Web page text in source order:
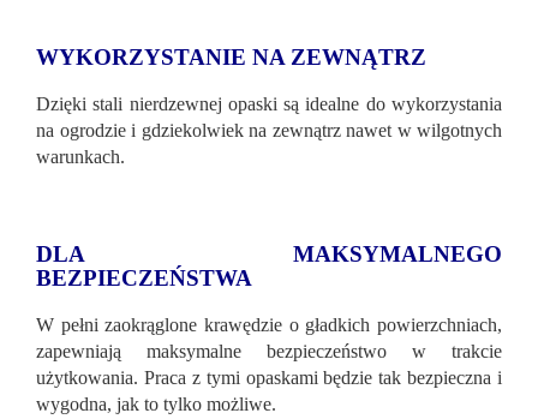
WYKORZYSTANIE NA ZEWNĄTRZ
Dzięki stali nierdzewnej opaski są idealne do wykorzystania
na ogrodzie i gdziekolwiek na zewnątrz nawet w wilgotnych
warunkach.
DLA MAKSYMALNEGO
BEZPIECZEŃSTWA
W pełni zaokrąglone krawędzie o gładkich powierzchniach,
zapewniają maksymalne bezpieczeństwo w trakcie
użytkowania. Praca z tymi opaskami będzie tak bezpieczna i
wygodna, jak to tylko możliwe.